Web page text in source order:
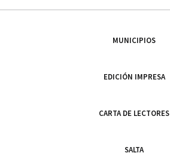
MUNICIPIOS
EDICIÓN IMPRESA
CARTA DE LECTORES
SALTA